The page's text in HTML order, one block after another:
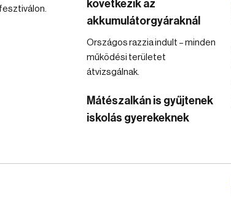
következik az
akkumulátorgyáraknál
Országos razzia indult – minden
működési területet
átvizsgálnak.
Mátészalkán is gyűjtenek
iskolás gyerekeknek